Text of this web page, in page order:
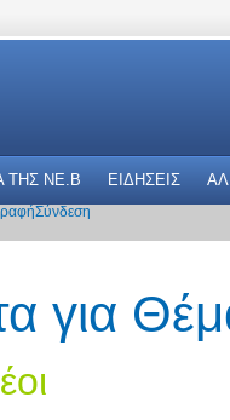
THΣ NE.B ΕΙΔΗΣΕΙΣ
Σύνδεση
για